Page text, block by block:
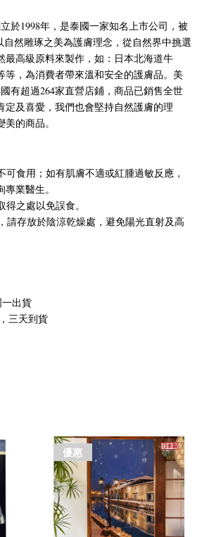
於1998年，是泰國一家知名上市公司，被
自然雕琢之美為護膚理念，從自然界中挑選
最高級原料來製作，如：日本北海道牛
等，為消費者帶來溫和安全的護膚品。美
有超過264家直營店鋪，商品已銷售全世
定及喜愛，我們也會堅持自然護膚的理
的商品。
可食用；如有肌膚不適或紅腫過敏反應，
業醫生。
之處以免誤食。
存放於陰涼乾燥處，避免陽光直射及高
出貨
三天到貨
優惠